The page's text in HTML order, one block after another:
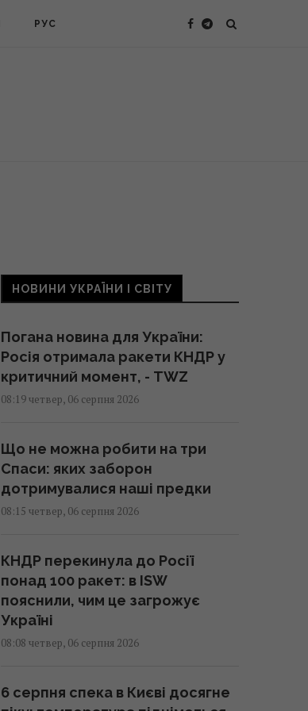
РУС
НОВИНИ УКРАЇНИ І СВІТУ
Погана новина для України:
Росія отримала ракети КНДР у
критичний момент, - TWZ
08:19 четвер, 06 серпня 2026
Що не можна робити на три
Спаси: яких заборон
дотримувалися наші предки
08:15 четвер, 06 серпня 2026
КНДР перекинула до Росії
понад 100 ракет: в ISW
пояснили, чим це загрожує
Україні
08:08 четвер, 06 серпня 2026
6 серпня спека в Києві досягне